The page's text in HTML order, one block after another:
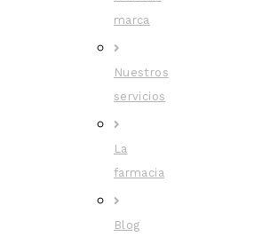
marca
Nuestros
servicios
La
farmacia
Blog